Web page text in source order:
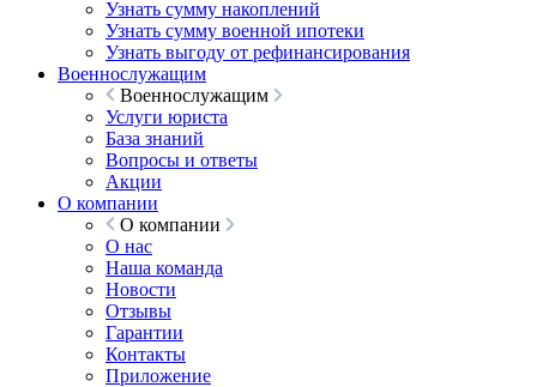
Узнать сумму накоплений
Узнать сумму военной ипотеки
Узнать выгоду от рефинансирования
Военнослужащим
Военнослужащим
Услуги юриста
База знаний
Вопросы и ответы
Акции
О компании
О компании
О нас
Наша команда
Новости
Отзывы
Гарантии
Контакты
Приложение